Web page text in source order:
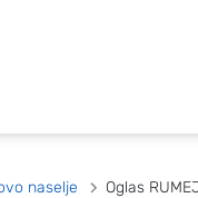
naselje Oglas